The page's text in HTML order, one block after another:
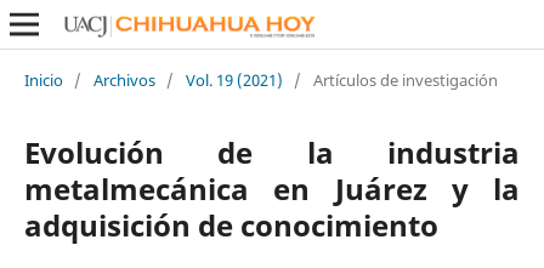
Inicio / Archivos / Vol. 19 (2021) / Artículos de investigación
Evolución de la industria
metalmecánica en Juárez y la
adquisición de conocimiento